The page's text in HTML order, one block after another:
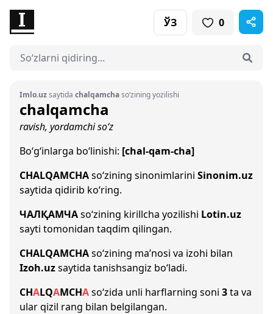
ЎЗ 0
Imlo.uzsaytida chalqamchaso‘zining yozilishi
chalqamcha
ravish, yordamchi so‘z
Bo‘g‘inlarga bo‘linishi: [chal-qam-cha]
CHALQAMCHAso‘zining sinonimlarini Sinonim.uz
saytida qidirib ko‘ring.
ЧАЛҚАМЧАso‘zining kirillcha yozilishi Lotin.uz
sayti tomonidan taqdim qilingan.
CHALQAMCHAso‘zining ma’nosi va izohi bilan
Izoh.uzsaytida tanishsangiz bo‘ladi.
CHALQAMCHAso‘zida unli harflarning soni 3ta va
ular qizil rang bilan belgilangan.